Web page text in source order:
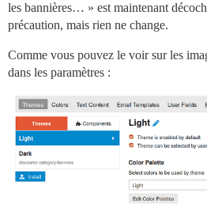
les bannières… » est maintenant
précaution, mais rien ne change.
Comme vous pouvez le voir sur les
dans les paramètres :